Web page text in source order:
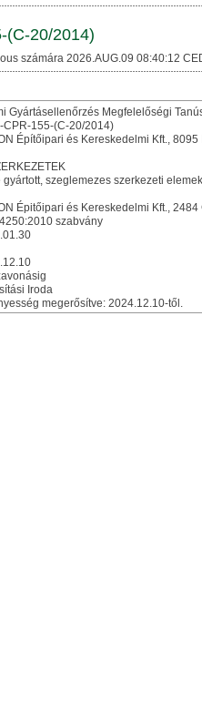
(C-20/2014)
számára 2026.AUG.09 08:40:12
Gyártásellenőrzés Megfelelőségi
CPR-155-(C-20/2014)
Építőipari és Kereskedelmi Kft.,
gyártott, szeglemezes szerkezeti elemek
Épitőipari és Kereskedelmi Kft.,
szabvány
Iroda
megerősítve: 2024.12.10-től.